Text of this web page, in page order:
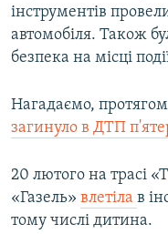
інструментів
автомобіля. Також
безпека на місці
Нагадаємо,
загинуло в ДТП
20 лютого на трасі
«Газель» влетіла в
тому числі дитина.